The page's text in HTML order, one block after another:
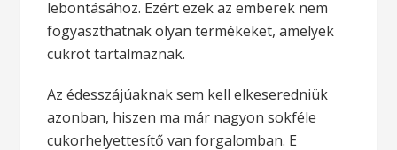
lebontásához. Ezért ezek az emberek nem
fogyaszthatnak olyan termékeket, amelyek
cukrot tartalmaznak.
Az édesszájúaknak sem kell elkeseredniük
azonban, hiszen ma már nagyon sokféle
cukorhelyettesítő van forgalomban. E